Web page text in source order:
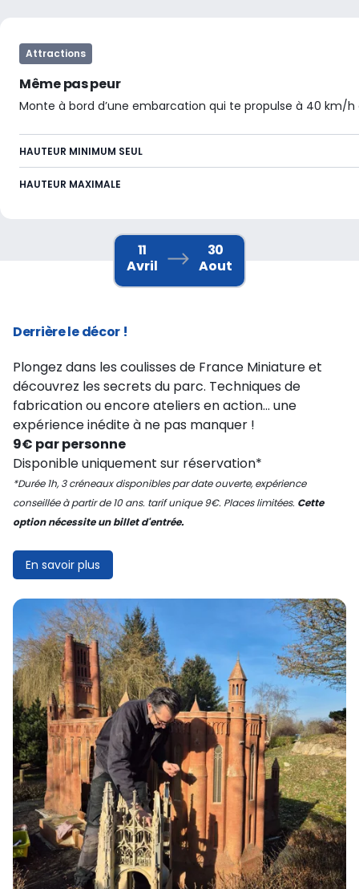
Attractions
Même pas peur
Monte à bord d’une embarcation qui te propulse à 40 km/
HAUTEUR MINIMUM SEUL
HAUTEUR MAXIMALE
11
Avril
30
Aout
Derrière le décor !
Plongez dans les coulisses de France Miniature et
découvrez les secrets du parc. Techniques de
fabrication ou encore ateliers en action... une
expérience inédite à ne pas manquer !
9€ par personne
Disponible uniquement sur réservation*
*Durée 1h, 3 créneaux disponibles par date ouverte, expérience
conseillée à partir de 10 ans. tarif unique 9€. Places limitées. Cette
option nécessite un billet d'entrée.
En savoir plus